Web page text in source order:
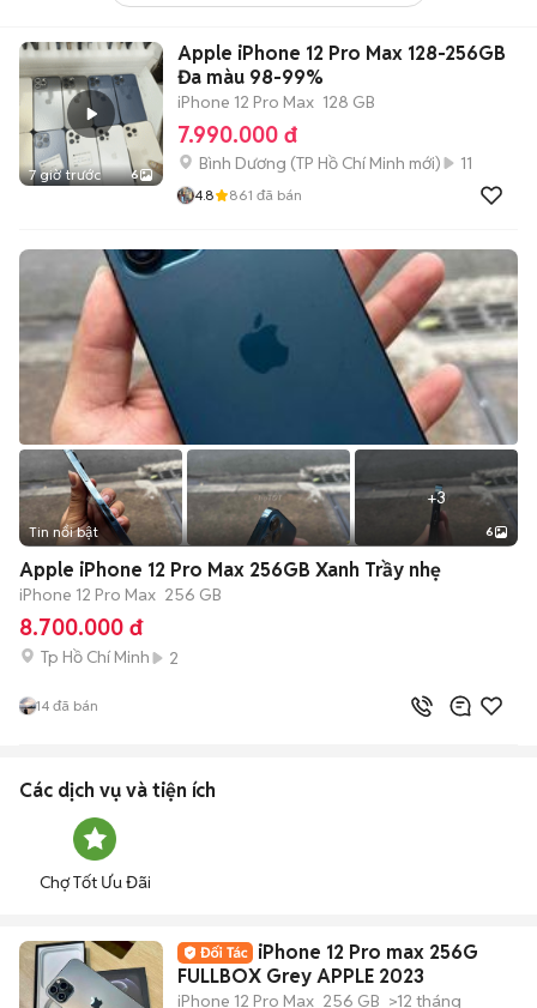
7 giờ trước 6
Apple iPhone 12 Pro Max 128-256GB
Đa màu 98-99%
iPhone 12 Pro Max 128 GB
7.990.000 đ
Bình Dương (TP Hồ Chí Minh mới) 11
4.8 861 đã bán
+3
Tin nổi bật 6
Apple iPhone 12 Pro Max 256GB Xanh Trầy nhẹ
iPhone 12 Pro Max 256 GB
8.700.000 đ
Tp Hồ Chí Minh 2
14 đã bán
Các dịch vụ và tiện ích
Chợ Tốt Ưu Đãi
iPhone 12 Pro max 256G
FULLBOX Grey APPLE 2023
iPhone 12 Pro Max 256 GB >12 tháng